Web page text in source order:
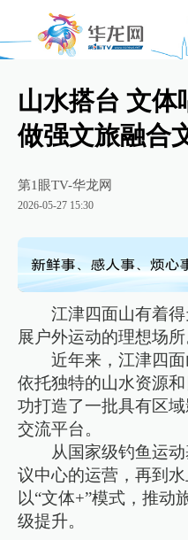
山水搭台 文体
做强文旅融合
第1眼TV-华龙网
2026-05-27 15:30
江津四面山有着
展户外运动的理想场所
近年来，江津四
依托独特的山水资源
功打造了一批具有区
交流平台。
从国家级钓鱼运
议中心的运营，再到
以“文体+”模式，推动
级提升。